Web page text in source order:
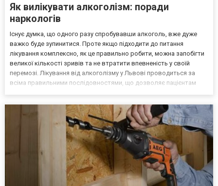
Як вилікувати алкоголізм: поради
наркологів
Існує думка, що одного разу спробувавши алкоголь, вже дуже
важко буде зупинитися. Проте якщо підходити до питання
лікування комплексно, як це правильно робити, можна запобігти
великої кількості зривів та не втратити впевненість у своїй
перемозі. Лікування від алкоголізму у Львові проводиться за
всіма правильними послідовностями, що дозволяє пацієнтам